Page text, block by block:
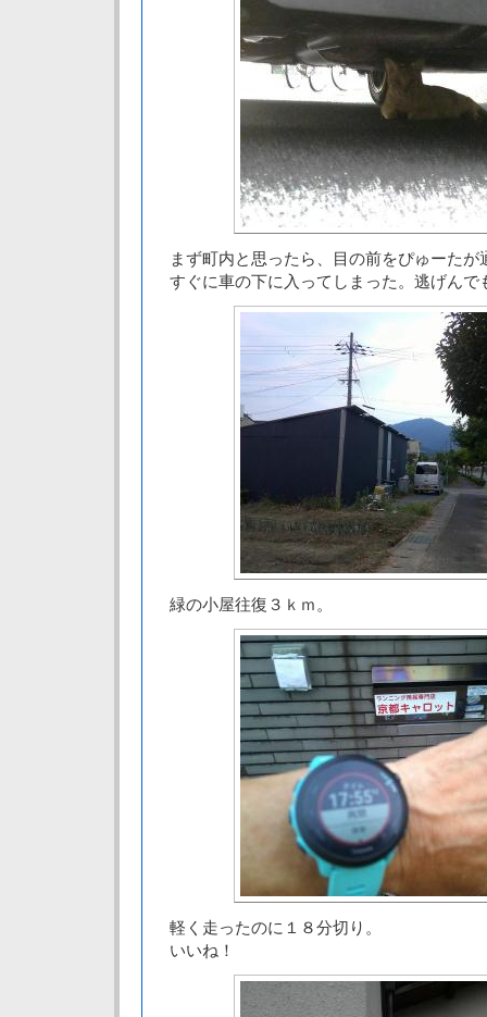
まず町内と思ったら、目の前をぴゅーたが
すぐに車の下に入ってしまった。逃げんで
緑の小屋往復３ｋｍ。
軽く走ったのに１８分切り。
いいね！